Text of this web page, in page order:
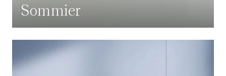
Sommier